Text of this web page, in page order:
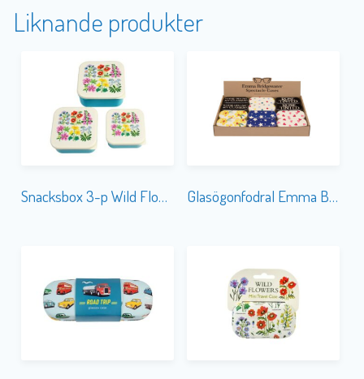
Liknande produkter
Snacksbox 3-p Wild Flowers Glasögonfodral Emma Bridgewater